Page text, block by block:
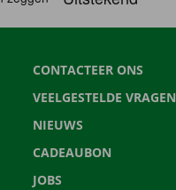
CONTACTEER ONS
VEELGESTELDE VRAGEN
NIEUWS
CADEAUBON
JOBS